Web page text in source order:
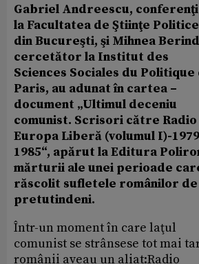
Gabriel Andreescu,
la Facultatea de Ştiinţe Politice
din Bucureşti, şi Mihnea
cercetător la Institut des
Sciences Sociales du Politique
Paris, au adunat în cartea –
document „Ultimul deceniu
comunist. Scrisori către Radio
Europa Liberă (volumul I)-
1985“, apărut la Editura
mărturii ale unei perioade
răscolit sufletele românilor de
pretutindeni.
Într-un moment în care laţul
comunist se strânsese tot mai
românii aveau un aliat:Radio